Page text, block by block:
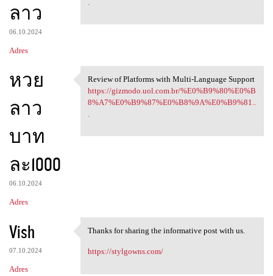
ลาว
06.10.2024
Adres
หวย
ลาว
บาท
ละ1000
06.10.2024
Adres
Review of Platforms with
Review of Platforms with Multi-Language Support
https://gizmodo.uol.com.br/%E0%B9%80%E0%B
8%A7%E0%B9%87%E0%B8%9A%E0%B9%81..
Vish
07.10.2024
Adres
Thanks for sharing the
Thanks for sharing the informative post with us.
https://stylgowns.com/